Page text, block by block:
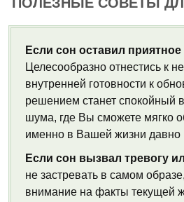
Если сон оставил
Целесообразно отнестись к
внутренней готовности к
решением станет спокойный
шума, где Вы сможете мягко
именно в Вашей жизни давно
Если сон вызвал тревогу
не застревать в самом
внимание на факты текущей